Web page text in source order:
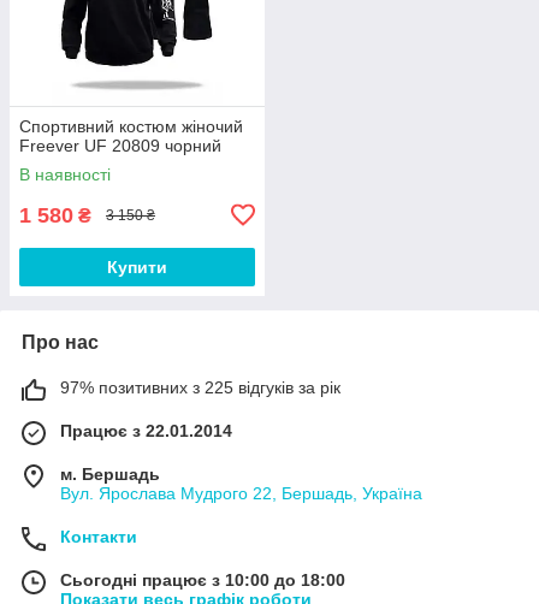
Спортивний костюм жіночий
Freever UF 20809 чорний
В наявності
1 580 ₴ 3 150 ₴
Купити
Про нас
97% позитивних з 225 відгуків за рік
Працює з 22.01.2014
м. Бершадь
Вул. Ярослава Мудрого 22, Бершадь, Україна
Контакти
Сьогодні працює з 10:00 до 18:00
Показати весь графік роботи